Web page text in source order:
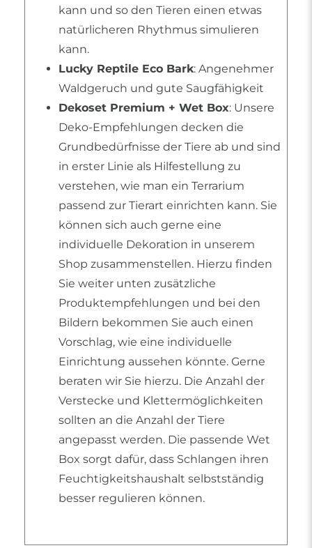
kann und so den Tieren einen etwas
natürlicheren Rhythmus simulieren
kann.
Lucky Reptile Eco Bark: Angenehmer
Waldgeruch und gute Saugfähigkeit
Dekoset Premium + Wet Box: Unsere
Deko-Empfehlungen decken die
Grundbedürfnisse der Tiere ab und sind
in erster Linie als Hilfestellung zu
verstehen, wie man ein Terrarium
passend zur Tierart einrichten kann. Sie
können sich auch gerne eine
individuelle Dekoration in unserem
Shop zusammenstellen. Hierzu finden
Sie weiter unten zusätzliche
Produktempfehlungen und bei den
Bildern bekommen Sie auch einen
Vorschlag, wie eine individuelle
Einrichtung aussehen könnte. Gerne
beraten wir Sie hierzu. Die Anzahl der
Verstecke und Klettermöglichkeiten
sollten an die Anzahl der Tiere
angepasst werden. Die passende Wet
Box sorgt dafür, dass Schlangen ihren
Feuchtigkeitshaushalt selbstständig
besser regulieren können.